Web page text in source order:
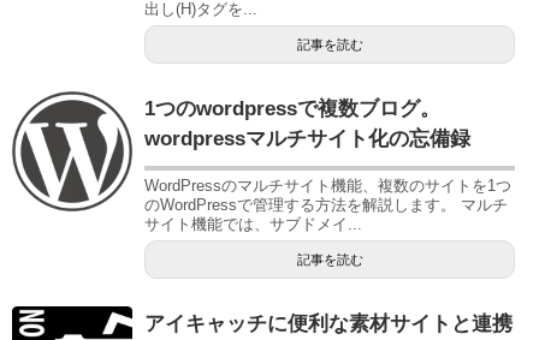
出し(H)タグを...
記事を読む
1つのwordpressで複数ブログ。
wordpressマルチサイト化の忘備録
WordPressのマルチサイト機能、複数のサイトを1つ
のWordPressで管理する方法を解説します。 マルチ
サイト機能では、サブドメイ...
記事を読む
アイキャッチに便利な素材サイトと連携